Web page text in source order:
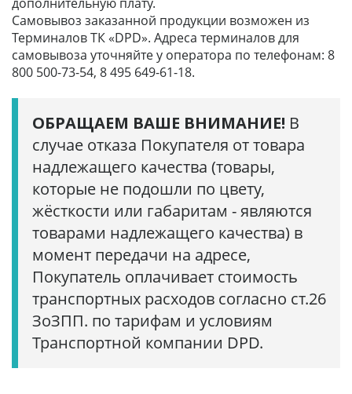
Самовывоз заказанной продукции возможен из
Терминалов ТК «DPD». Адреса терминалов для
самовывоза уточняйте у оператора по телефонам: 8
800 500-73-54, 8 495 649-61-18.
ОБРАЩАЕМ ВАШЕ ВНИМАНИЕ! В
случае отказа Покупателя от товара
надлежащего качества (товары,
которые не подошли по цвету,
жёсткости или габаритам - являются
товарами надлежащего качества) в
момент передачи на адресе,
Покупатель оплачивает стоимость
транспортных расходов согласно ст.26
ЗоЗПП. по тарифам и условиям
Транспортной компании DPD.